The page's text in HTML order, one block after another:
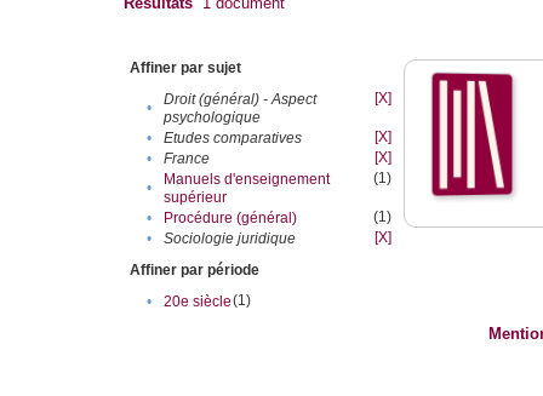
Affiner par sujet
•
Droit (général) - Aspect
psychologique
[X]
• Etudes comparatives
[X]
•
France
[X]
•
Manuels d'enseignement
supérieur
(1)
• Procédure (général)
(1)
•
Sociologie juridique
[X]
Affiner par période
•
20e siècle(1)